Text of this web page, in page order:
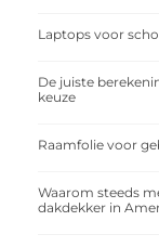
Laptops voor
De juiste
keuze
Raamfolie voor
Waarom steeds
dakdekker in